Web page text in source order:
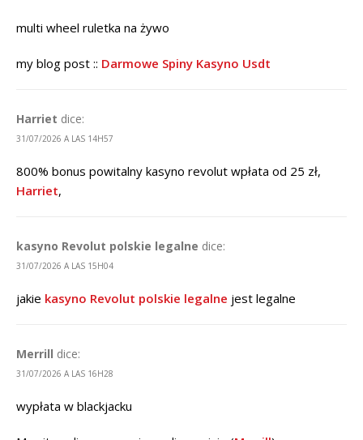
multi wheel ruletka na żywo
my blog post :: Darmowe Spiny Kasyno Usdt
Harriet dice:
31/07/2026 A LAS 14H57
800% bonus powitalny kasyno revolut wpłata od 25 zł,
Harriet,
kasyno Revolut polskie legalne dice:
31/07/2026 A LAS 15H04
jakie kasyno Revolut polskie legalne jest legalne
Merrill dice:
31/07/2026 A LAS 16H28
wypłata w blackjacku